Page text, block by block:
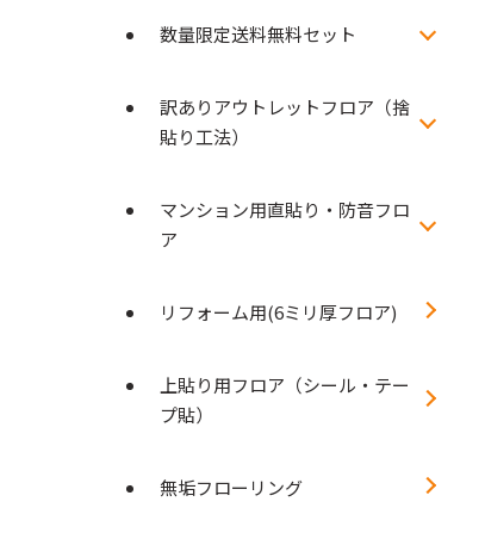
数量限定送料無料セット
訳ありアウトレットフロア（捨
貼り工法）
マンション用直貼り・防音フロ
ア
リフォーム用(6ミリ厚フロア)
上貼り用フロア（シール・テー
プ貼）
無垢フローリング